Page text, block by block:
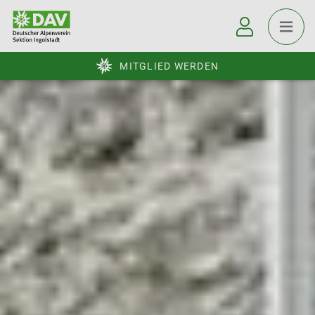
MITGLIED WERDEN